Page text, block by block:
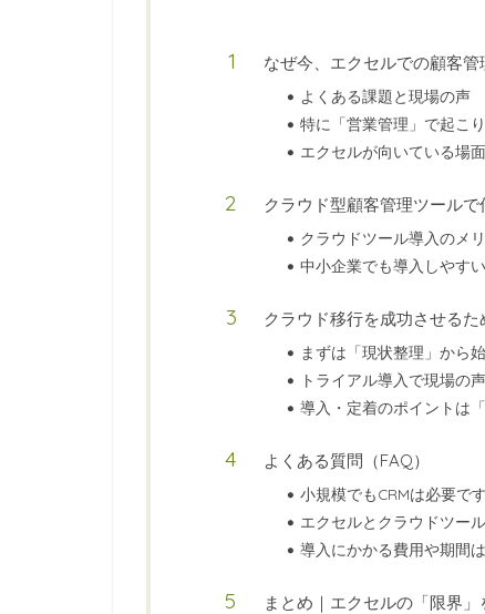
なぜ今、エクセルでの顧客
よくある課題と現場の声
特に「営業管理」で起こ
エクセルが向いている場
クラウド型顧客管理ツールで
クラウドツール導入のメ
中小企業でも導入しやす
クラウド移行を成功させる
まずは「現状整理」から
トライアル導入で現場の
導入・定着のポイントは
よくある質問（FAQ）
小規模でもCRMは必要で
エクセルとクラウドツー
導入にかかる費用や期間
まとめ｜エクセルの「限界